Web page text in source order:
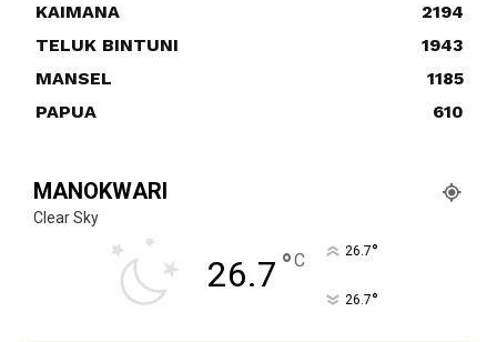
KAIMANA
2194
TELUK BINTUNI
1943
MANSEL
1185
PAPUA
610
MANOKWARI
Clear Sky
26.7 °C 26.7°
26.7°